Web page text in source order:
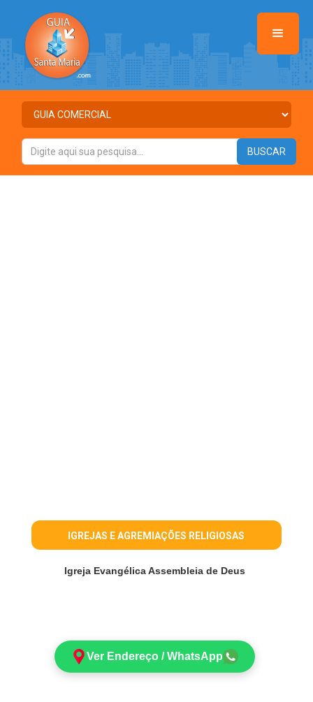
IGREJAS E AGREMIAÇÕES RELIGIOSAS
Igreja Evangélica Assembleia de Deus
Ver Endereço / WhatsApp